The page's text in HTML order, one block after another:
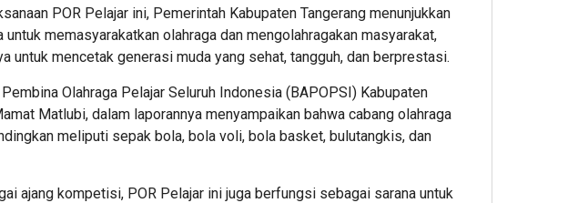
POR Pelajar ini, Pemerintah Kabupaten Tangerang menunjukkan
untuk memasyarakatkan olahraga dan mengolahragakan masyarakat,
untuk mencetak generasi muda yang sehat, tangguh, dan berprestasi.
Olahraga Pelajar Seluruh Indonesia (BAPOPSI) Kabupaten
Matlubi, dalam laporannya menyampaikan bahwa cabang olahraga
meliputi sepak bola, bola voli, bola basket, bulutangkis, dan
ajang kompetisi, POR Pelajar ini juga berfungsi sebagai sarana untuk